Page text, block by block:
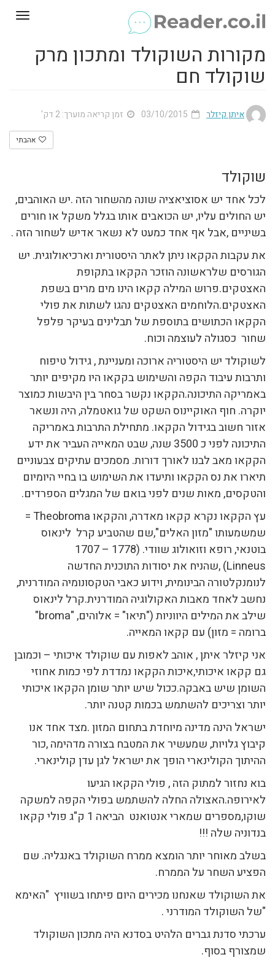
מקורות השוקולד ומתכון מרק
שוקולד חם
איתן קיזלר זמן קריאה מוערך: 2 דק'
אהבתי
שוקולד
לכל אחד יש אסוציאציה שונה מהשחור הזה .יש האוהבים,
יש החולים עליו, יש הכואבים אותו בגלל משקל או חורים
בשיניים ,אבל אף אחד כמעט לא נשאר אדיש לשחור הזה .
את עקבות הקקאו ניתן לאתר היסטורית וארכיאולוגית. יש
הגורסים שלראשונה הוזכר הקקאו בתקופת
האצטקים.פרוש המילה קקאו הינו מים מרים בשפת
האצטקים.הלוחמים האצטקים נהגו לשתות את פולי
הקקאו הכתושים בתוספת של תבלינים בעיקר פלפל
שחור כסגולה לעוצמה וכוח.
לשוקולד יש היסטוריה ארוכה ומעניינת , גידול טיפוח
ותרבות עיבוד הקפה והשימוש בקקאו היו מקיפים יותר
באמריקה התיכונה.הקקאו נקשר בסחר בין היבשות כמוצר
יוקרה. חוף האוקיינוס השקט של גואטמלה, היה ונשאר
אזור חשוב בגידול הקקאו. מתחילת התרבות באמריקה
התיכונה לפני כ 3500 שנה, שבט המאייה העביר את ידע
הקקאו מאב לבנו לאורך דורות. מסמכים עתיקים צבעוניים
תיארו את נס הקקאו ותיעדו את השימוש בו בחיי היומיום
והטקסים, מאות שנים לפני בואם של המגלים הספרדים.
עץ הקקאו נקרא קקאו מאדרה, והקקאו Theobroma =
שמשמעותו "מזון האלים",שם שהטביע קרל לינאוס
בוטנאי, רופא וזואולוג שוודי. (1778 – 1707
Linneus) ,שהניח את יסודות התוכנית החדשה
לנומנקלטורה הבינומית, וידוע כאבי הטקסונומיה המודרנית,
נחשב לאחד מאבות האקולוגיה המודרנית.קרל לינאוס
שילב את המילים היווניות ("תיאו" = אלוהים, "broma"
ברומה = מזון) עם קקאו המאייה.
אני קיזלר איתן , אוהב לאפות עם שוקולד איכותי – וכמובן
גם קקאו איכותי,איכות הקקאו נמדדת לפי כמות אחוזי
השומן שיש באבקה.ככול שיש יותר שומן הקקאו איכותי
יותר וצריכים להשתמש בכמות קטנה יותר.
ישראל הינה מדינה מיוחדת בתחום המזון .מצד אחד אנו
קיבוץ גלויות, שמעשיר את המטבח בצורה מדהימה ,כור
ההיתוך הקולינארי הופך את ישראל לגן עדן קולינארי.
בוא נחזור למתוק הזה , פולי הקקאו הגיעו
לאירופה.האצולה החלה להשתמש בפולי הקפה למשקה
שוקו,מספרים שמארי אנטואנט הביאה 1 ק"ג פולי קקאו
בנדוניה שלה !!!
בשלב מאוחר יותר הומצא ממרח השוקולד באנגליה. שם
הפציע השחר על הממרח.
את השוקולד שאנחנו מכירים היום פיתחו בשוויץ "האימא
"של השוקולד המודרני .
ערכתי סדנת גברים הלהיט בסדנא היה מתכון השוקולד
שמצורף בסוף.